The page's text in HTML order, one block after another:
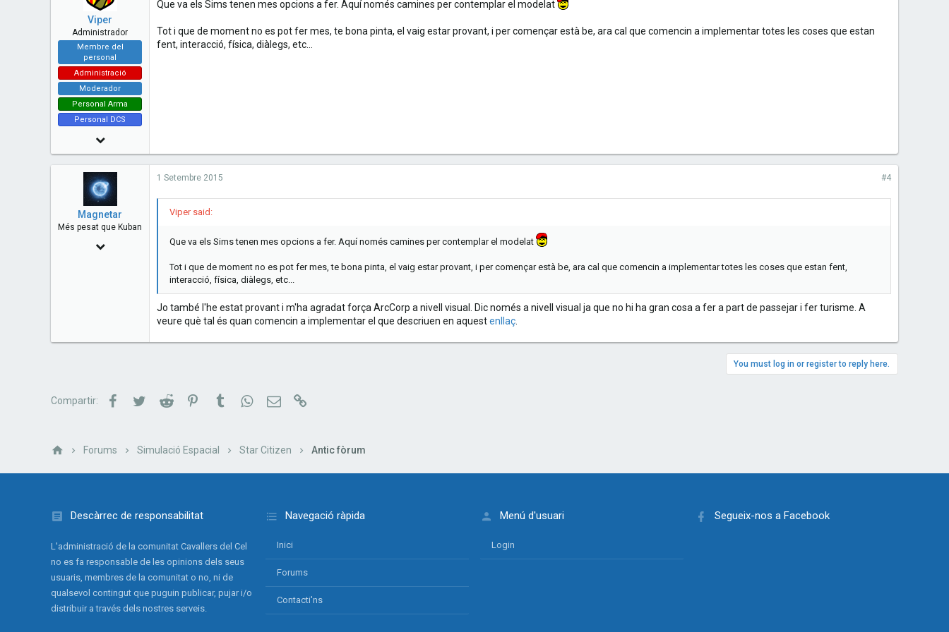
Viper
Administrador
Membre del
personal
Administració
Moderador
Personal Arma
Personal DCS
14 Juny 2010
7,480
Que va els Sims tenen mes opcions a fer. Aquí només camines per contemplar el modelat
Tot i que de moment no es pot fer mes, te bona pinta, el vaig estar provant, i per començar està be, ara cal que comencin a implementar totes les coses que estan
fent, interacció, física, diàlegs, etc...
Magnetar
Més pesat que Kuban
22 Abril 2014
1 Setembre 2015 #4
Viper said:
Que va els Sims tenen mes opcions a fer. Aquí només camines per contemplar el modelat
Tot i que de moment no es pot fer mes, te bona pinta, el vaig estar provant, i per començar està be, ara cal que comencin a implementar totes les coses que estan fent,
interacció, física, diàlegs, etc...
Jo també l'he estat provant i m'ha agradat força ArcCorp a nivell visual. Dic només a nivell visual ja que no hi ha gran cosa a fer a part de passejar i fer turisme. A
veure què tal és quan comencin a implementar el que descriuen en aquestenllaç.
You must log in or register to reply here.
Compartir: FacebookTwitterReddit PinterestTumblrWhatsAppCorreu electrònic
Forums Simulació Espacial Star Citizen Antic fòrum
Descàrrec de responsabilitat
L'administració de la comunitat Cavallers del Cel
no es fa responsable de les opinions dels seus
usuaris, membres de la comunitat o no, ni de
qualsevol contingut que puguin publicar, pujar i/o
distribuir a través dels nostres serveis.
Navegació ràpida
Inici
Forums
Contacti'ns
Menú d'usuari
Login
Segueix-nos a Facebook